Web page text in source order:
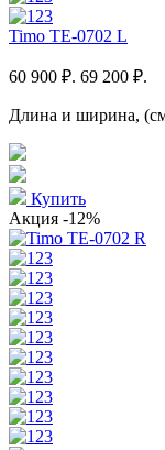
Timo TE-0702 L
60 900 ₽. 69 200 ₽.
Длина и ширина,
Купить
Акция -12%